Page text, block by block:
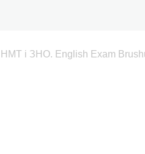
НМТ і ЗНО. English Exam